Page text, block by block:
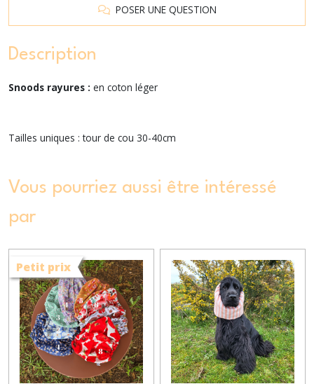
POSER UNE QUESTION
Description
Snoods rayures : en coton léger
Tailles uniques : tour de cou 30-40cm
Vous pourriez aussi être intéressé
par
Petit prix